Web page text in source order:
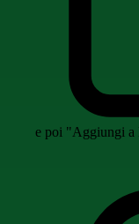
e poi "Aggiungi a